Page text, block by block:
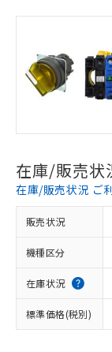
在庫/販売状
在庫/販売状況 ご
販売状況
機種区分
在庫状況
標準価格(税別)